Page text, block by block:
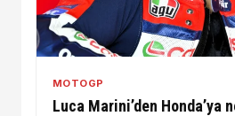
MOTOGP
Luca Marini’den Honda’ya